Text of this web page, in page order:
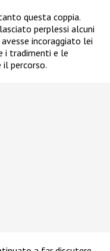
questa coppia.
perplessi alcuni
incoraggiato lei
i tradimenti e le
percorso.